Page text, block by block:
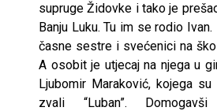
supruge Židovke i tako je
Banju Luku. Tu im se rodio
časne sestre i svećenici na
A osobit je utjecaj na njega u
Ljubomir Maraković, kojega
zvali “Luban”.